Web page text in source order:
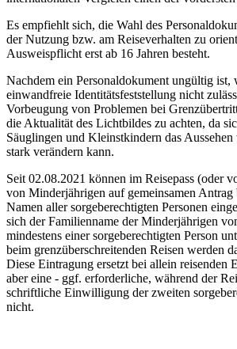
Es empfiehlt sich, die Wahl des
der Nutzung bzw. am Reiseverhalten zu
Ausweispflicht erst ab 16 Jahren besteht.
Nachdem ein Personaldokument ungültig ist,
einwandfreie Identitätsfeststellung nicht
Vorbeugung von Problemen bei
die Aktualität des Lichtbildes zu achten, da
Säuglingen und Kleinstkindern das
stark verändern kann.
Seit 02.08.2021 können im Reisepass (oder
von Minderjährigen auf gemeinsamen
Namen aller sorgeberechtigten Personen
sich der Familienname der Minderjährigen
mindestens einer sorgeberechtigten Person
beim grenzüberschreitenden Reisen werden
Diese Eintragung ersetzt bei allein reisenden
aber eine - ggf. erforderliche, während der
schriftliche Einwilligung der zweiten
nicht.